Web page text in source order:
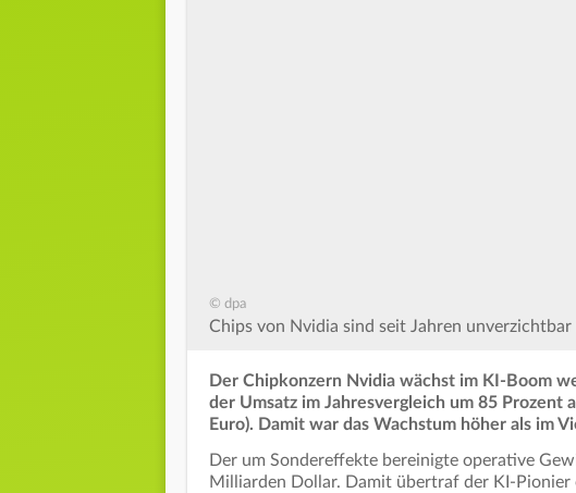
© dpa
Chips von Nvidia sind seit Jahren
Der Chipkonzern Nvidia wächst im KI-Boom
der Umsatz im Jahresvergleich um 85
Euro). Damit war das Wachstum höher als im
Der um Sondereffekte bereinigte operative
Milliarden Dollar. Damit übertraf der KI-